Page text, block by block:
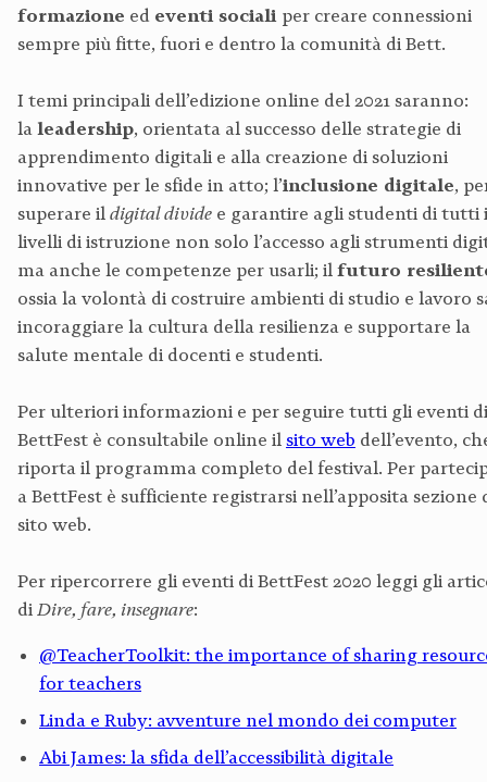
formazione ed eventi sociali per creare connessioni
sempre più fitte, fuori e dentro la comunità di Bett.
I temi principali dell’edizione online del 2021 saranno:
la leadership, orientata al successo delle strategie di
apprendimento digitali e alla creazione di soluzioni
innovative per le sfide in atto; l’inclusione digitale,
superare il digital divide e garantire agli studenti di tutti i
livelli di istruzione non solo l’accesso agli strumenti
ma anche le competenze per usarli; il futuro
ossia la volontà di costruire ambienti di studio e lavoro
incoraggiare la cultura della resilienza e supportare la
salute mentale di docenti e studenti.
Per ulteriori informazioni e per seguire tutti gli eventi di
BettFest è consultabile online il sito web dell’evento,
riporta il programma completo del festival. Per
a BettFest è sufficiente registrarsi nell’apposita sezione
sito web.
Per ripercorrere gli eventi di BettFest 2020 leggi gli
di Dire, fare, insegnare:
@TeacherToolkit: the importance of sharing
for teachers
Linda e Ruby: avventure nel mondo dei computer
Abi James: la sfida dell’accessibilità digitale